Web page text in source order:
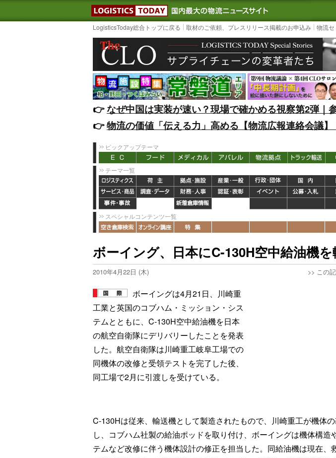
LOGISTICS TODAY｜国内最大の物流ニュース
3PL,
LogisticsToday総合トップに戻る 取材のご依頼、プレスリリース掲載のお申込み 物流
👉️なぜ中国は実装が速い？現場で確かめる視察第2弾｜
👉️物流の価値「伝える力」高める【物流広報連絡会議
ピックアップテーマ
テーマ一覧
スペシャルコンテンツ一覧
ボーイング、日本にC-130H空中給油機
2010年4月22日 (木) >> この
ボーイングは4月21日、川崎重
工業と英国のコブハム・ミッション・シス
テムとともに、C-130H空中給油機を日本
の航空自衛隊にデリバリーしたことを発表
した。航空自衛隊は川崎重工岐阜工場での
同機体の改修と受領テストを完了した後、
同工場で2月に引渡しを受けている。
C-130Hは従来、輸送機として製造されたもので、川崎重工が機体
し、コブハム社製の給油ポッドを取り付け、ボーイングは機体構造
テムなど改修に伴う機体設計の修正を担当した。同給油機は現在、